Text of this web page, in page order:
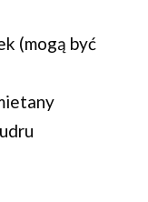
(mogą być